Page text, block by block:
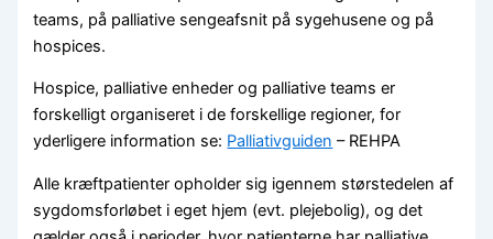
teams, på palliative sengeafsnit på sygehusene og på
hospices.
Hospice, palliative enheder og palliative teams er
forskelligt organiseret i de forskellige regioner, for
yderligere information se: Palliativguiden – REHPA
Alle kræftpatienter opholder sig igennem størstedelen af
sygdomsforløbet i eget hjem (evt. plejebolig), og det